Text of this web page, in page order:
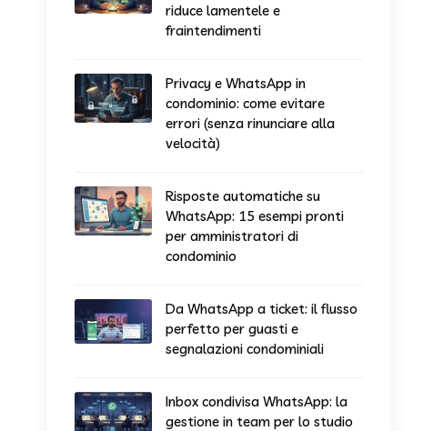
riduce lamentele e
fraintendimenti
Privacy e WhatsApp in
condominio: come evitare
errori (senza rinunciare alla
velocità)
Risposte automatiche su
WhatsApp: 15 esempi pronti
per amministratori di
condominio
Da WhatsApp a ticket: il flusso
perfetto per guasti e
segnalazioni condominiali
Inbox condivisa WhatsApp: la
gestione in team per lo studio